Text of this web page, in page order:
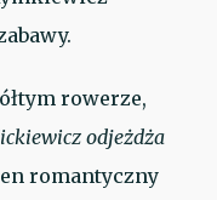
rowerze,
odjeżdża
romantyczny